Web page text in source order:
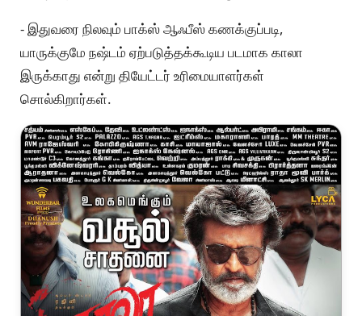
- இதுவரை நிலவும் பாக்ஸ் ஆஃபீஸ் கணக்குப்படி,
யாருக்குமே நஷ்டம் ஏற்படுத்தக்கூடிய படமாக காலா
இருக்காது என்று தியேட்டர் உரிமையாளர்கள்
சொல்கிறார்கள்.